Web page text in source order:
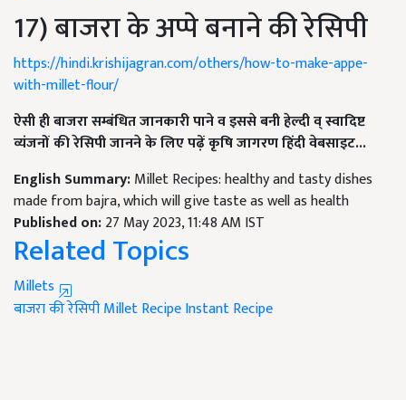
17) बाजरा के अप्पे बनाने की रेसिपी
https://hindi.krishijagran.com/others/how-to-make-appe-
with-millet-flour/
ऐसी ही बाजरा सम्बंधित जानकारी पाने व इससे बनी हेल्दी व् स्वादिष्ट
व्यंजनों की रेसिपी जानने के लिए पढ़ें कृषि जागरण हिंदी वेबसाइट...
English Summary:Millet Recipes: healthy and tasty dishes
made from bajra, which will give taste as well as health
Published on:27 May 2023, 11:48 AM IST
Related Topics
Millets
बाजरा की रेसिपीMillet RecipeInstant Recipe